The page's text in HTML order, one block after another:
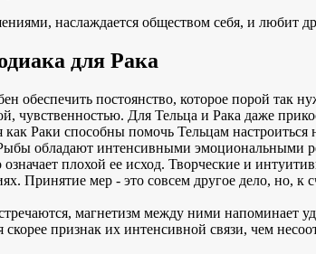
наслаждается обществом себя, и любит
для Рака
обеспечить постоянство, которое порой так
чувственностью. Для Тельца и Рака даже
Раки способны помочь Тельцам настроиться
обладают интенсивными эмоциональными
означает плохой ее исход. Творческие и
Принятие мер - это совсем другое дело, но,
магнетизм между ними напоминает
признак их интенсивной связи, чем